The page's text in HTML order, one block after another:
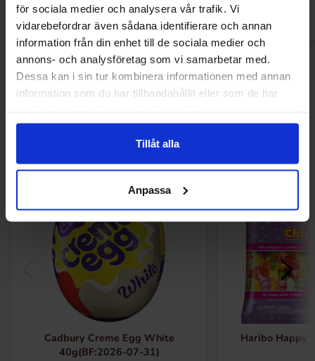
för sociala medier och analysera vår trafik. Vi
vidarebefordrar även sådana identifierare och annan
information från din enhet till de sociala medier och
annons- och analysföretag som vi samarbetar med.
Dessa kan i sin tur kombinera informationen med annan
information som du har tillhandahållit eller som de har
Tillåt alla
Anpassa
-63%
Cadbury Creme Egg White
40g(BF:2026-07-31)
-47%
Haribo Happy